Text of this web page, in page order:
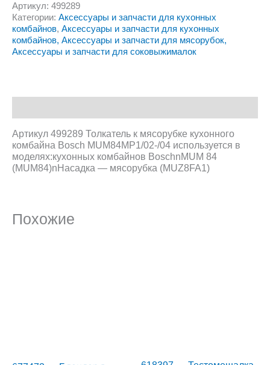
Артикул: 499289
Категории: Аксессуары и запчасти для кухонных
комбайнов, Аксессуары и запчасти для кухонных
комбайнов, Аксессуары и запчасти для мясорубок,
Аксессуары и запчасти для соковыжималок
Артикул 499289 Толкатель к мясорубке кухонного
комбайна Bosch MUM84MP1/02-/04 используется в
моделях:кухонных комбайнов BoschnMUM 84
(MUM84)nНасадка — мясорубка (MUZ8FA1)
Похожие